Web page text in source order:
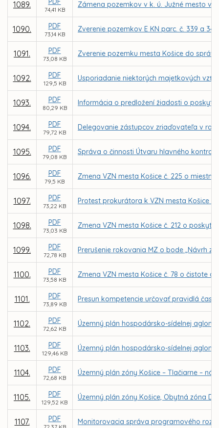
1089.
74,41 KB
Zámena pozemkov v k. ú. Južné mesto vo
1090. PDF
73,14 KB
Zverenie pozemkov E KN parc. č. 339 a
1091. PDF
73,08 KB
Zverenie pozemku mesta Košice do
1092. PDF
129,5 KB
Usporiadanie niektorých majetkových
1093. PDF
80,29 KB
Informácia o predložení žiadosti o
1094. PDF
79,72 KB
Delegovanie zástupcov zriaďovateľa v
1095. PDF
79,08 KB
Správa o činnosti Útvaru hlavného
1096. PDF
79,5 KB
Zmena VZN mesta Košice č. 225 o
1097. PDF
73,22 KB
Protest prokurátora k VZN mesta Košice č.
1098. PDF
73,03 KB
Zmena VZN mesta Košice č. 212 o
1099. PDF
72,78 KB
Prerušenie rokovania MZ o bode „Návrh
1100. PDF
73,58 KB
Zmena VZN mesta Košice č. 78 o čistote a
1101. PDF
73,89 KB
Presun kompetencie určovať pravidlá
1102. PDF
72,62 KB
Územný plán hospodársko-sídelnej
1103. PDF
129,46 KB
Územný plán hospodársko-sídelnej
1104. PDF
72,68 KB
Územný plán zóny Košice – Tlačiarne –
1105. PDF
129,52 KB
Územný plán zóny Košice, Obytná zóna
1107. PDF Monitorovacia správa programového